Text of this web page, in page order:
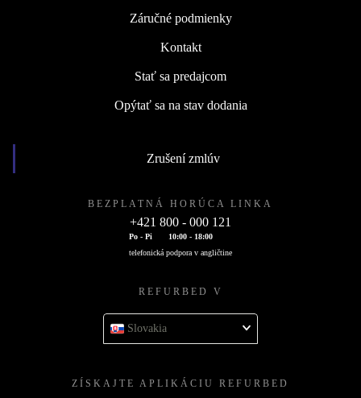
Záručné podmienky
Kontakt
Stať sa predajcom
Opýtať sa na stav dodania
Zrušení zmlúv
BEZPLATNÁ HORÚCA LINKA
+421 800 - 000 121
Po - Pi
10:00 - 18:00
telefonická podpora v angličtine
REFURBED V
Slovakia
ZÍSKAJTE APLIKÁCIU REFURBED